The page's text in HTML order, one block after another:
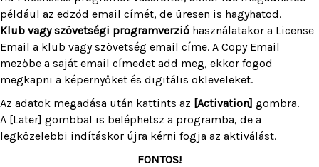
például az edződ email címét, de üresen is hagyhatod.
Klub vagy szövetségi programverzió használatakor a License
Email a klub vagy szövetség email címe. A Copy Email
mezőbe a saját email címedet add meg, ekkor fogod
megkapni a képernyőket és digitális okleveleket.
Az adatok megadása után kattints az [Activation] gombra.
A [Later] gombbal is beléphetsz a programba, de a
legközelebbi indításkor újra kérni fogja az aktiválást.
FONTOS!